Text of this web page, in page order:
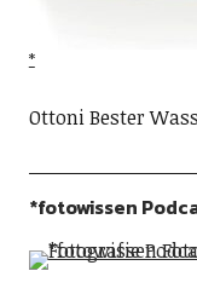
Ottoni Bester
*fotowissen